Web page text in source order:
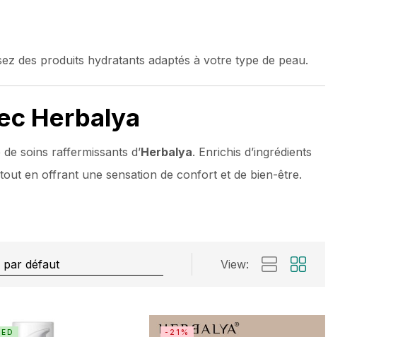
des produits hydratants adaptés à votre type de peau.
Herbalya
soins raffermissants d’Herbalya. Enrichis d’ingrédients
en offrant une sensation de confort et de bien-être.
View:
-21%